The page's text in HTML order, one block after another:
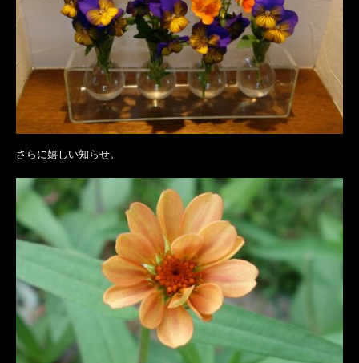
さらに嬉しい知らせ。